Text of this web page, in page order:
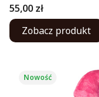
Cena
55,00 zł
Zobacz produkt
Nowość